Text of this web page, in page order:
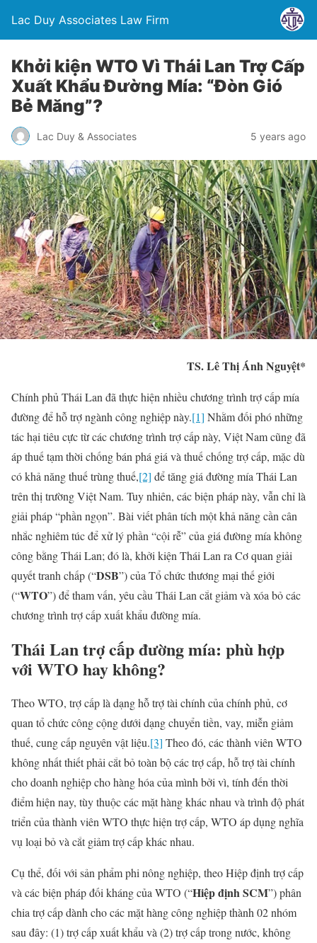
Lac Duy Associates Law Firm
Khởi kiện WTO Vì Thái Lan Trợ Cấp
Xuất Khẩu Đường Mía: “Đòn Gió
Bẻ Măng”?
Lac Duy & Associates 5 years ago
TS. Lê Thị Ánh Nguyệt*
Chính phủ Thái Lan đã thực hiện nhiều chương trình trợ cấp mía
đường để hỗ trợ ngành công nghiệp này.[1] Nhằm đối phó những
tác hại tiêu cực từ các chương trình trợ cấp này, Việt Nam cũng đã
áp thuế tạm thời chống bán phá giá và thuế chống trợ cấp, mặc dù
có khả năng thuế trùng thuế,[2] để tăng giá đường mía Thái Lan
trên thị trường Việt Nam. Tuy nhiên, các biện pháp này, vẫn chỉ là
giải pháp “phần ngọn”. Bài viết phân tích một khả năng cần cân
nhắc nghiêm túc để xử lý phần “cội rễ” của giá đường mía không
công bằng Thái Lan; đó là, khởi kiện Thái Lan ra Cơ quan giải
quyết tranh chấp (“DSB”) của Tổ chức thương mại thế giới
(“WTO”) để tham vấn, yêu cầu Thái Lan cắt giảm và xóa bỏ các
chương trình trợ cấp xuất khẩu đường mía.
Thái Lan trợ cấp đường mía: phù hợp
với WTO hay không?
Theo WTO, trợ cấp là dạng hỗ trợ tài chính của chính phủ, cơ
quan tổ chức công cộng dưới dạng chuyển tiền, vay, miễn giảm
thuế, cung cấp nguyên vật liệu.[3] Theo đó, các thành viên WTO
không nhất thiết phải cắt bỏ toàn bộ các trợ cấp, hỗ trợ tài chính
cho doanh nghiệp cho hàng hóa của mình bởi vì, tính đến thời
điểm hiện nay, tùy thuộc các mặt hàng khác nhau và trình độ phát
triển của thành viên WTO thực hiện trợ cấp, WTO áp dụng nghĩa
vụ loại bỏ và cắt giảm trợ cấp khác nhau.
Cụ thể, đối với sản phẩm phi nông nghiệp, theo Hiệp định trợ cấp
và các biện pháp đối kháng của WTO (“Hiệp định SCM”) phân
chia trợ cấp dành cho các mặt hàng công nghiệp thành 02 nhóm
sau đây: (1) trợ cấp xuất khẩu và (2) trợ cấp trong nước, không